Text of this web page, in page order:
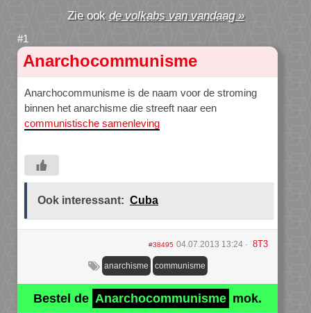
de volkabs van vandaag »
Anarchocommunisme
Anarchocommunisme is de naam voor de stroming
binnen het anarchisme die streeft naar een
communistische samenleving
Ook interessant: Cuba
#38495 04.07.2013 13:24 8T3
anarchisme communisme
Bestel de Anarchocommunisme mok.